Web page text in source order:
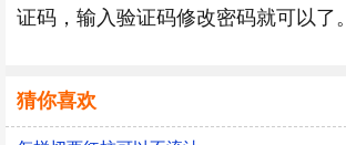
证码，输入验证码修改密码就可以了。
猜你喜欢